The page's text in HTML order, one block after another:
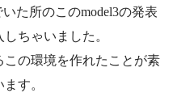
折りたためば
kakuシリ
。
オプショ
した状態でも
た所のこのmodel3の発表
ちゃいました。
の環境を作れたことが素
す。